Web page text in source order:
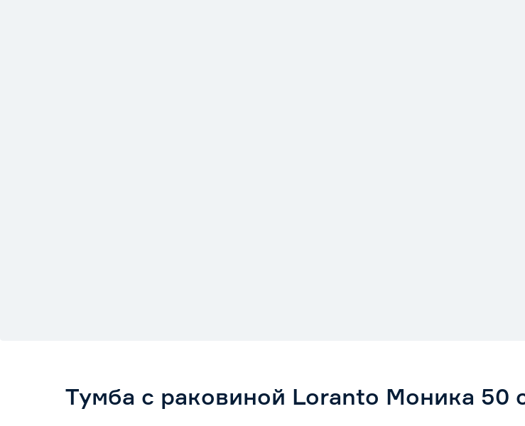
Тумба с раковиной Loranto Моника 50